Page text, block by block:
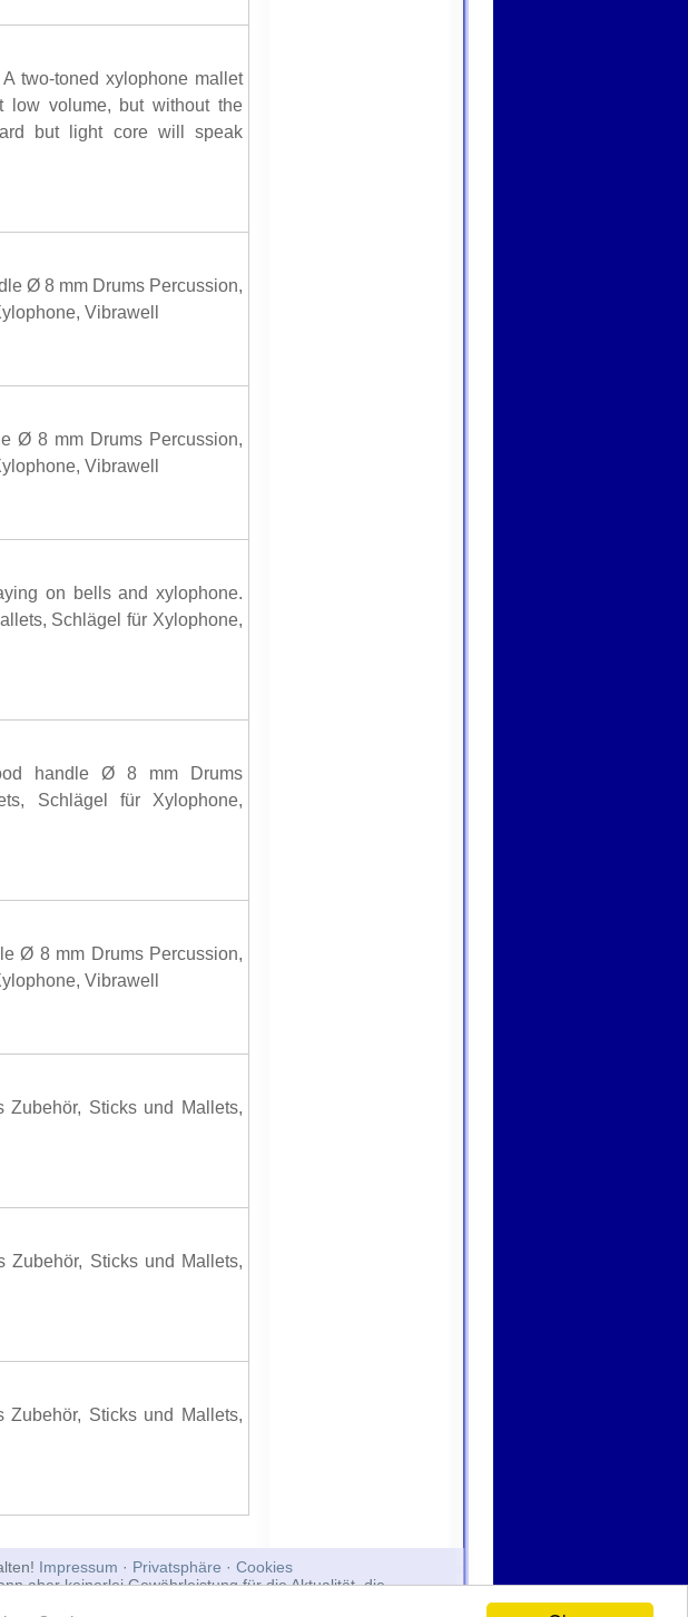
two-toned xylophone mallet
volume, but without the
but light core will speak
Ø 8 mm Drums Percussion,
Vibrawell
Ø 8 mm Drums Percussion,
Vibrawell
on bells and xylophone.
Schlägel für Xylophone,
handle Ø 8 mm Drums
Schlägel für Xylophone,
Ø 8 mm Drums Percussion,
Vibrawell
Zubehör, Sticks und Mallets,
Zubehör, Sticks und Mallets,
Zubehör, Sticks und Mallets,
Impressum · Privatsphäre · Cookies
aber keinerlei Gewährleistung für die Aktualität, die